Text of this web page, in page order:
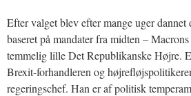
Efter valget blev efter mange uger dannet
baseret på mandater fra midten –
temmelig lille Det Republikanske Højre.
Brexit-forhandleren og
regeringschef. Han er af politisk